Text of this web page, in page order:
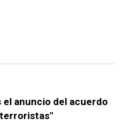
anuncio del acuerdo